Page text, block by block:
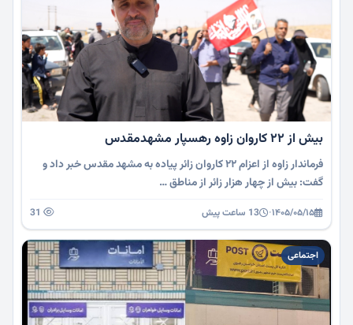
بیش از 22 کاروان زاوه رهسپار مشهدمقدس
فرماندار زاوه از اعزام ۲۲ کاروان زائر پیاده به مشهد مقدس خبر داد و
گفت: بیش از چهار هزار زائر از مناطق …
۱۴۰۵/۰۵/۱۵· 13 ساعت پیش
اجتماعی